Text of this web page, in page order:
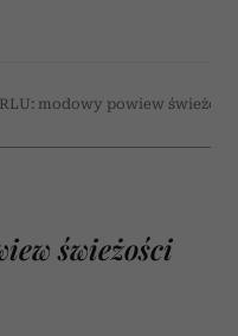
modowy powiew świeżości
świeżości